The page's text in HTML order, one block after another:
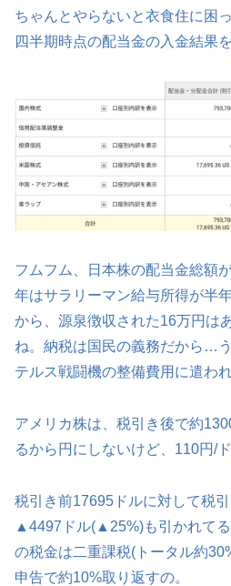
ちゃんとやらないと衣食住に困
四半期時点の配当金の入金結果
フムフム、日本株の配当金総額
年はサラリーマン給与所得が半
から、源泉徴収された16万円は
ね。納税は国民の義務だから…
テルス戦闘機の整備費用に遣わ
アメリカ株は、税引き後で約
るから円にしないけど、110円/
税引き前17695ドルに対して税
▲4497ドル(▲25%)も引かれて
の税金は二重課税(トータル約
申告で約10%取り返すの。